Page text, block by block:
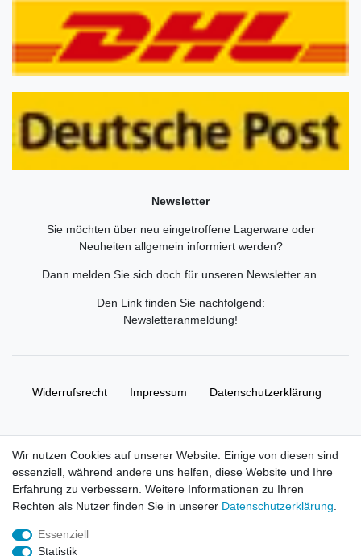
Newsletter
Sie möchten über neu eingetroffene Lagerware oder
Neuheiten allgemein informiert werden?
Dann melden Sie sich doch für unseren Newsletter an.
Den Link finden Sie nachfolgend:
Newsletteranmeldung!
Widerrufs­recht Impressum Daten­schutz­erklärung
© Copyright 2026 | Alle Rechte vorbehalten. HL-
Handelsgesellschaft mbH.
Alle Markennamen, Warenzeichen sowie sämtliche Produktbilder
Wir nutzen Cookies auf unserer Website. Einige von diesen sind
essenziell, während andere uns helfen, diese Website und Ihre
Erfahrung zu verbessern. Weitere Informationen zu Ihren
Rechten als Nutzer finden Sie in unserer Daten­schutz­erklärung
Essenziell
Statistik